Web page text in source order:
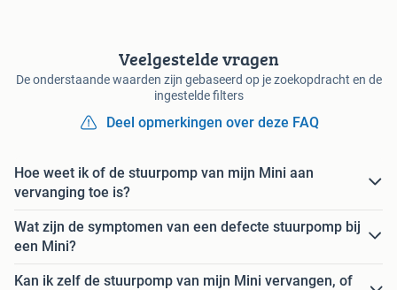
Veelgestelde vragen
De onderstaande waarden zijn gebaseerd op je zoekopdracht en de
ingestelde filters
Deel opmerkingen over deze FAQ
Hoe weet ik of de stuurpomp van mijn Mini aan
vervanging toe is?
Wat zijn de symptomen van een defecte stuurpomp bij
een Mini?
Kan ik zelf de stuurpomp van mijn Mini vervangen, of